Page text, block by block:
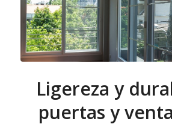
Ligereza y
puertas y